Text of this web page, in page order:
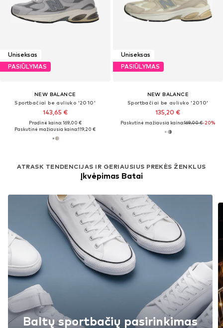
Uniseksas
PASIŪLYMAS
NEW BALANCE
Sportbačiai be auliuko '2010'
143,65 €
Pradinė kaina: 169,00 €
Paskutinė mažiausia kaina:119,20 €
ATRASK TENDENCIJAS IR GERIAUSIUS PREKĖS ŽENKLUS
Įkvėpimas Batai
Baltų sportbačių pasirinkimas
Uniseksas
PASIŪLYMAS
NEW BALANCE
Sportbačiai be auliuko '2010'
135,20 €
Paskutinė mažiausia kaina:169,00 €-20%